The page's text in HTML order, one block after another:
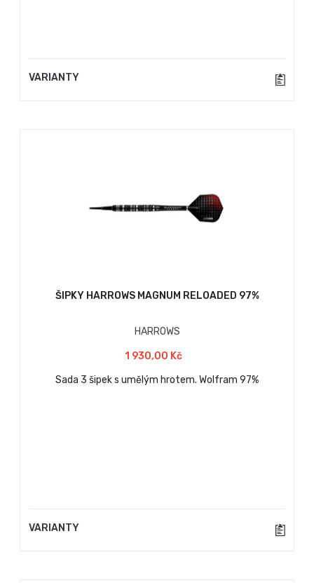
VARIANTY
ŠIPKY HARROWS MAGNUM RELOADED 97%
HARROWS
1 930,00 Kč
Sada 3 šipek s umělým hrotem. Wolfram 97%
VARIANTY